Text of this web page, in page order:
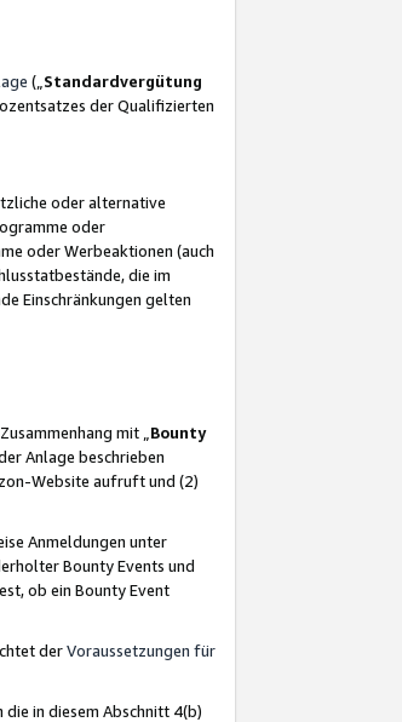
(„ Standardvergütung
der Qualifizierten
oder alternative
oder
oder Werbeaktionen (auch
die im
Einschränkungen gelten
mit „ Bounty
Anlage beschrieben
Website aufruft und (2)
Anmeldungen unter
Bounty Events und
ob ein Bounty Event
derVoraussetzungen für
in diesem Abschnitt 4(b)